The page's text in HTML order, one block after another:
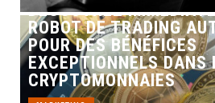
DÉCOUVREZ
ROBOT DE TRADING
POUR DES BÉNÉFICES
EXCEPTIONNELS DANS
CRYPTOMONNAIES